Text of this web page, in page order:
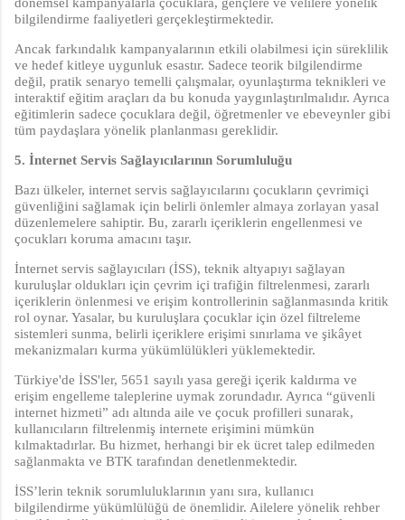
bilgilendirme faaliyetleri gerçekleştirmektedir.
Ancak farkındalık kampanyalarının etkili olabilmesi için süreklilik
ve hedef kitleye uygunluk esastır. Sadece teorik bilgilendirme
değil, pratik senaryo temelli çalışmalar, oyunlaştırma teknikleri ve
interaktif eğitim araçları da bu konuda yaygınlaştırılmalıdır. Ayrıca
eğitimlerin sadece çocuklara değil, öğretmenler ve ebeveynler gibi
tüm paydaşlara yönelik planlanması gereklidir.
5. İnternet Servis Sağlayıcılarının Sorumluluğu
Bazı ülkeler, internet servis sağlayıcılarını çocukların çevrimiçi
güvenliğini sağlamak için belirli önlemler almaya zorlayan yasal
düzenlemelere sahiptir. Bu, zararlı içeriklerin engellenmesi ve
çocukları koruma amacını taşır.
İnternet servis sağlayıcıları (İSS), teknik altyapıyı sağlayan
kuruluşlar oldukları için çevrim içi trafiğin filtrelenmesi, zararlı
içeriklerin önlenmesi ve erişim kontrollerinin sağlanmasında kritik
rol oynar. Yasalar, bu kuruluşlara çocuklar için özel filtreleme
sistemleri sunma, belirli içeriklere erişimi sınırlama ve şikâyet
mekanizmaları kurma yükümlülükleri yüklemektedir.
Türkiye'de İSS'ler, 5651 sayılı yasa gereği içerik kaldırma ve
erişim engelleme taleplerine uymak zorundadır. Ayrıca “güvenli
internet hizmeti” adı altında aile ve çocuk profilleri sunarak,
kullanıcıların filtrelenmiş internete erişimini mümkün
kılmaktadırlar. Bu hizmet, herhangi bir ek ücret talep edilmeden
sağlanmakta ve BTK tarafından denetlenmektedir.
İSS’lerin teknik sorumluluklarının yanı sıra, kullanıcı
bilgilendirme yükümlülüğü de önemlidir. Ailelere yönelik rehber